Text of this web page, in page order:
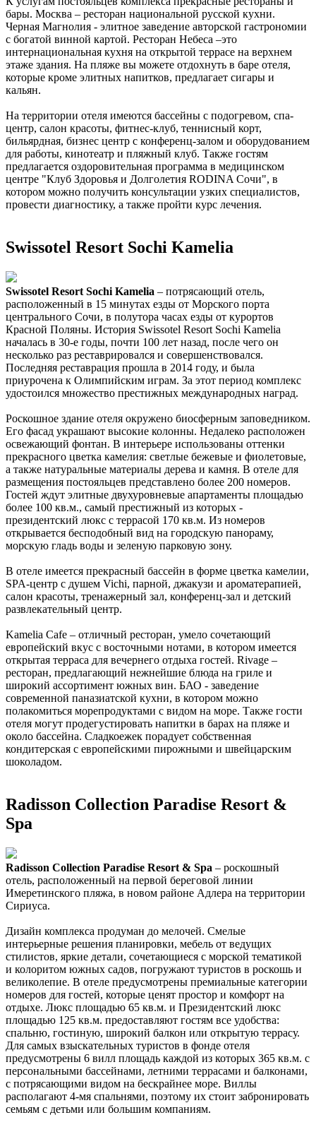
бары. Москва – ресторан национальной русской кухни.
Черная Магнолия - элитное заведение авторской гастрономии
с богатой винной картой. Ресторан Небеса –это
интернациональная кухня на открытой террасе на верхнем
этаже здания. На пляже вы можете отдохнуть в баре отеля,
которые кроме элитных напитков, предлагает сигары и
кальян.
На территории отеля имеются бассейны с подогревом, спа-
центр, салон красоты, фитнес-клуб, теннисный корт,
бильярдная, бизнес центр с конференц-залом и оборудованием
для работы, кинотеатр и пляжный клуб. Также гостям
предлагается оздоровительная программа в медицинском
центре "Клуб Здоровья и Долголетия RODINA Сочи", в
котором можно получить консультации узких специалистов,
провести диагностику, а также пройти курс лечения.
Swissotel Resort Sochi Kamelia
Swissotel Resort Sochi Kamelia – потрясающий отель,
расположенный в 15 минутах езды от Морского порта
центрального Сочи, в полутора часах езды от курортов
Красной Поляны. История Swissotel Resort Sochi Kamelia
началась в 30-е годы, почти 100 лет назад, после чего он
несколько раз реставрировался и совершенствовался.
Последняя реставрация прошла в 2014 году, и была
приурочена к Олимпийским играм. За этот период комплекс
удостоился множество престижных международных наград.
Роскошное здание отеля окружено биосферным заповедником.
Его фасад украшают высокие колонны. Недалеко расположен
освежающий фонтан. В интерьере использованы оттенки
прекрасного цветка камелия: светлые бежевые и фиолетовые,
а также натуральные материалы дерева и камня. В отеле для
размещения постояльцев представлено более 200 номеров.
Гостей ждут элитные двухуровневые апартаменты площадью
более 100 кв.м., самый престижный из которых -
президентский люкс с террасой 170 кв.м. Из номеров
открывается бесподобный вид на городскую панораму,
морскую гладь воды и зеленую парковую зону.
В отеле имеется прекрасный бассейн в форме цветка камелии,
SPA-центр с душем Vichi, парной, джакузи и ароматерапией,
салон красоты, тренажерный зал, конференц-зал и детский
развлекательный центр.
Kamelia Cafe – отличный ресторан, умело сочетающий
европейский вкус с восточными нотами, в котором имеется
открытая терраса для вечернего отдыха гостей. Rivage –
ресторан, предлагающий нежнейшие блюда на гриле и
широкий ассортимент южных вин. БАО - заведение
современной паназиатской кухни, в котором можно
полакомиться морепродуктами с видом на море. Также гости
отеля могут продегустировать напитки в барах на пляже и
около бассейна. Сладкоежек порадует собственная
кондитерская с европейскими пирожными и швейцарским
шоколадом.
Radisson Collection Paradise Resort &
Spa
Radisson Collection Paradise Resort & Spa – роскошный
отель, расположенный на первой береговой линии
Имеретинского пляжа, в новом районе Адлера на территории
Сириуса.
Дизайн комплекса продуман до мелочей. Смелые
интерьерные решения планировки, мебель от ведущих
стилистов, яркие детали, сочетающиеся с морской тематикой
и колоритом южных садов, погружают туристов в роскошь и
великолепие. В отеле предусмотрены премиальные категории
номеров для гостей, которые ценят простор и комфорт на
отдыхе. Люкс площадью 65 кв.м. и Президентский люкс
площадью 125 кв.м. предоставляют гостям все удобства:
спальню, гостиную, широкий балкон или открытую террасу.
Для самых взыскательных туристов в фонде отеля
предусмотрены 6 вилл площадь каждой из которых 365 кв.м. с
персональными бассейнами, летними террасами и балконами,
с потрясающими видом на бескрайнее море. Виллы
располагают 4-мя спальнями, поэтому их стоит забронировать
семьям с детьми или большим компаниям.